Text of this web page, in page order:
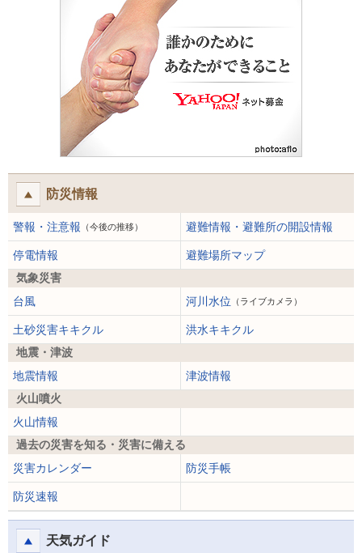
防災情報
警報・注意報 （今後の推移） 避難情報・避難所の開設情報
停電情報
避難場所マップ
気象災害
台風
河川水位 （ライブカメラ）
土砂災害キキクル
洪水キキクル
地震・津波
地震情報
津波情報
火山噴火
火山情報
過去の災害を知る・災害に備える
災害カレンダー
防災手帳
防災速報
天気ガイド